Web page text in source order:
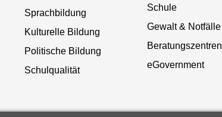
Sprachbildung
Kulturelle Bildung
Politische Bildung
Schulqualität
Schule
Gewalt & Notfälle
Beratungszentren
eGovernment